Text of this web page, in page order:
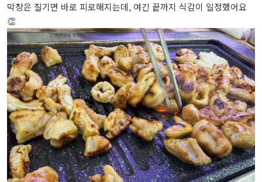
막창은 질기면 바로 피로해지는데, 여긴 끝까지 식감이 일정했어요
👏